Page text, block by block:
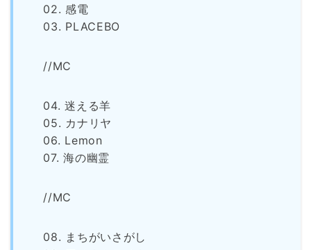
02. 感電
03. PLACEBO
//MC
04. 迷える羊
05. カナリヤ
06. Lemon
07. 海の幽霊
//MC
08. まちがいさがし